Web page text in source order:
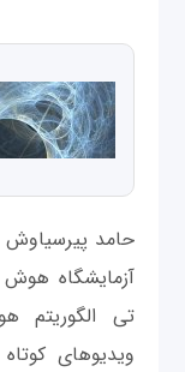
حامد پیرسیاوش
آزمایشگاه هوش
تی الگوریتم
ویدیوهای